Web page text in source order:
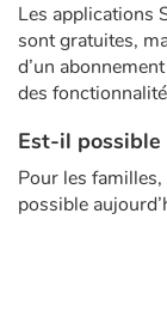
Aide
Accueil
Famille
Écoles
Les applications
sont gratuites,
d’un
des
Est-il possible
Pour les
possible